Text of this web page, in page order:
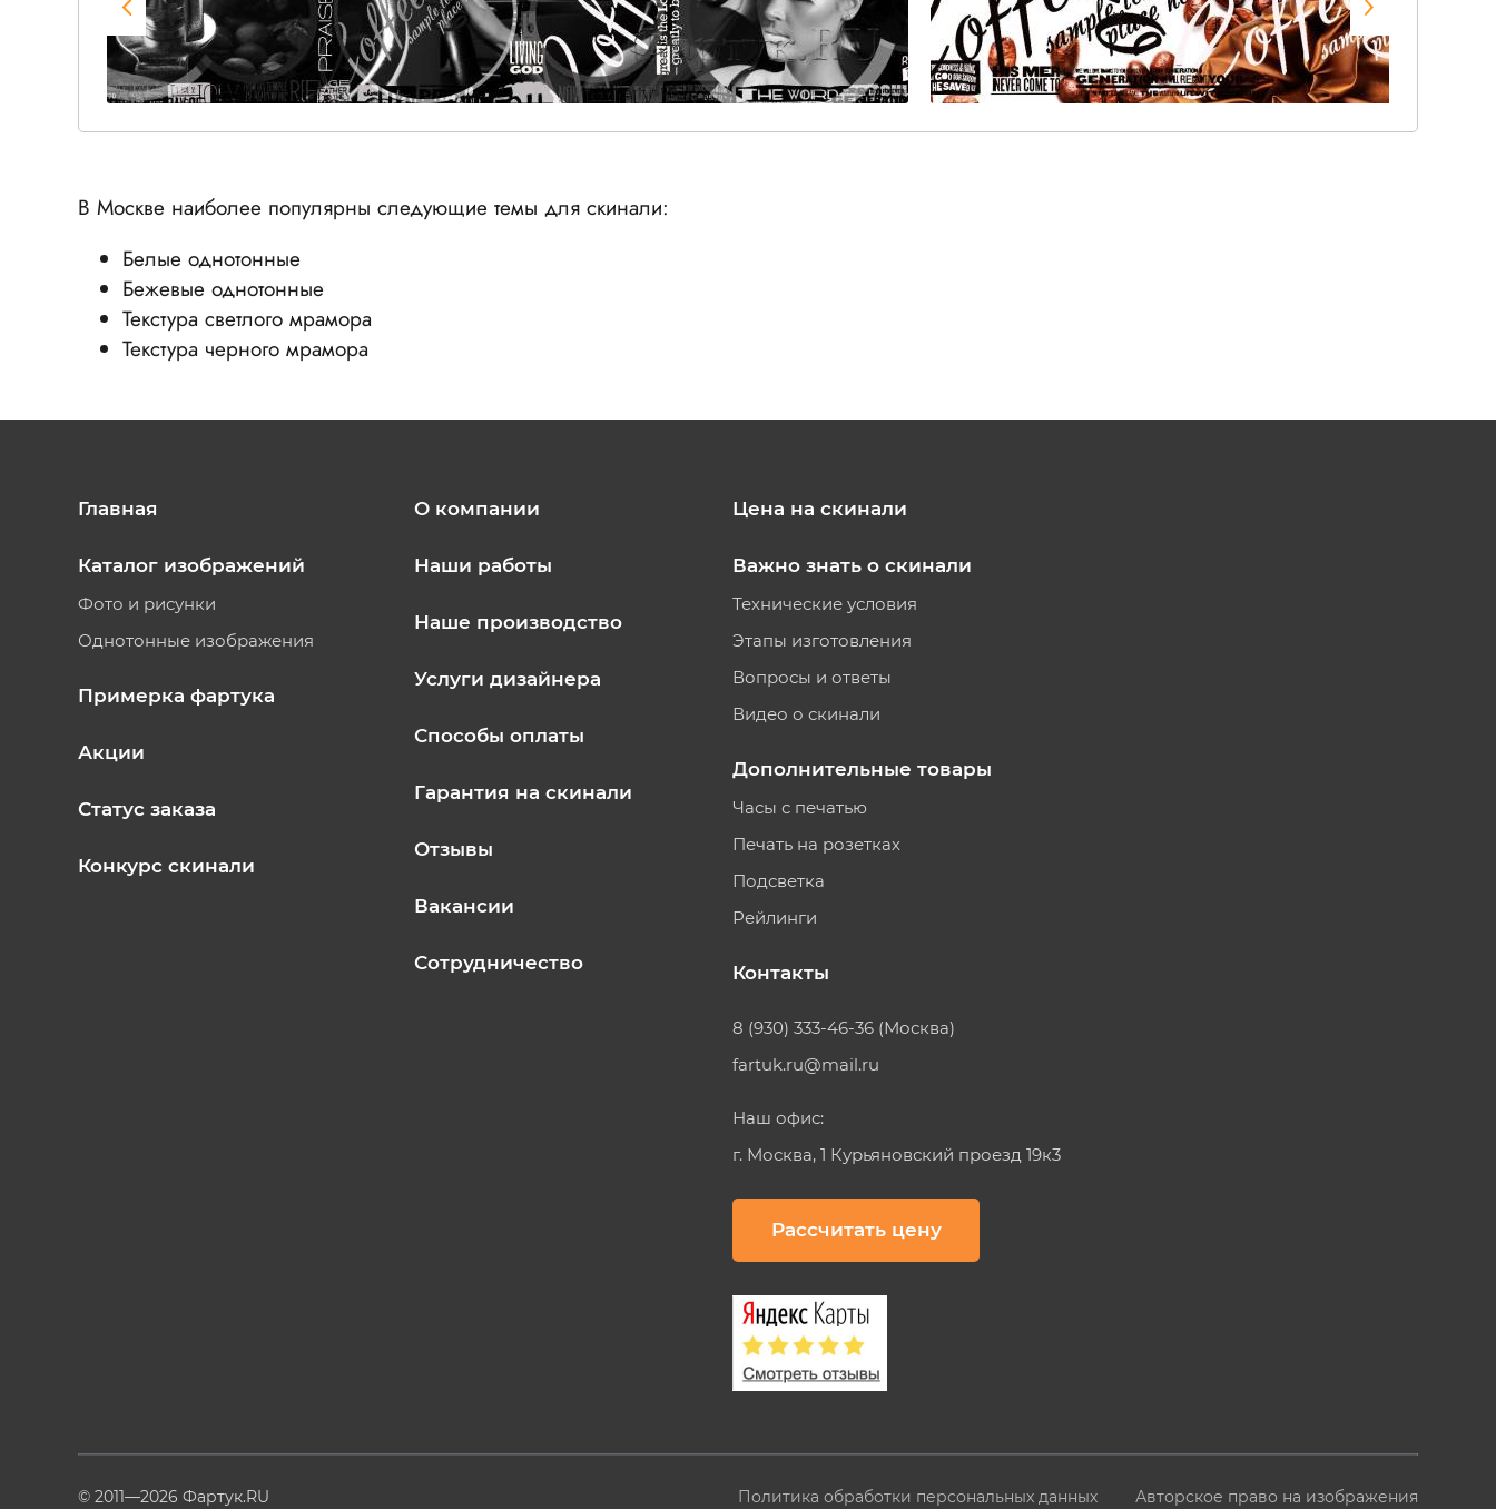
В Москве наиболее популярны следующие темы для скинали:
Белые однотонные
Бежевые однотонные
Текстура светлого мрамора
Текстура черного мрамора
Главная
Каталог изображений
Фото и рисунки
Однотонные изображения
Примерка фартука
Акции
Статус заказа
Конкурс скинали
О компании
Наши работы
Наше производство
Услуги дизайнера
Способы оплаты
Гарантия на скинали
Отзывы
Вакансии
Сотрудничество
Цена на скинали
Важно знать о скинали
Технические условия
Этапы изготовления
Вопросы и ответы
Видео о скинали
Дополнительные товары
Часы с печатью
Печать на розетках
Подсветка
Рейлинги
Контакты
8 (930) 333-46-36 (Москва)
fartuk.ru@mail.ru
Наш офис:
г. Москва, 1 Курьяновский проезд 19к3
Рассчитать цену
© 2011—2026 Фартук.RU Политика обработки персональных данных Авторское право на изображения